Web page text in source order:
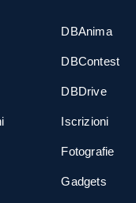
DBAnima
DBContest
DBDrive
Iscrizioni
Fotografie
Gadgets